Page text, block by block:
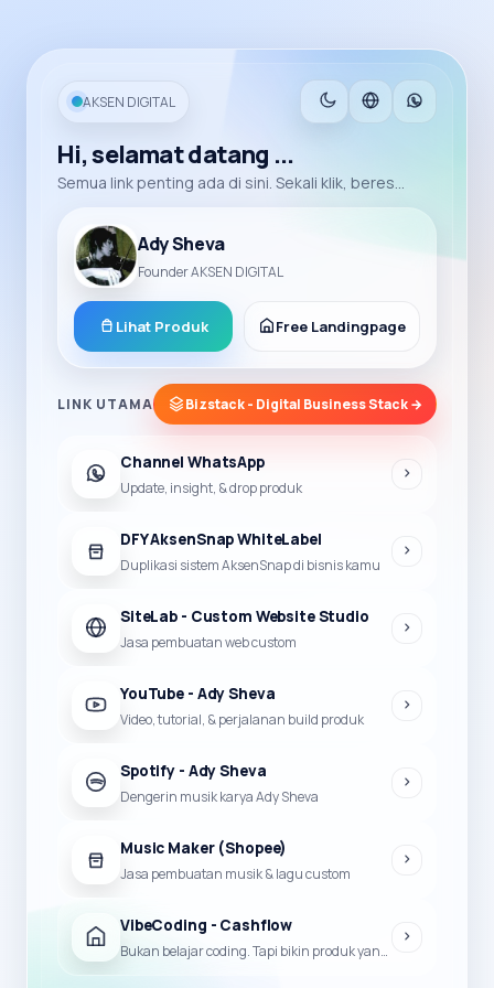
AKSEN DIGITAL
Hi, selamat datang ...
Semua link penting ada di sini. Sekali klik, beres...
Ady Sheva
Founder AKSEN DIGITAL
Lihat Produk Free Landingpage
LINK UTAMA Bizstack - Digital Business Stack →
Channel WhatsApp
Update, insight, & drop produk
DFY AksenSnap WhiteLabel
Duplikasi sistem AksenSnap di bisnis kamu
SiteLab - Custom Website Studio
Jasa pembuatan web custom
YouTube - Ady Sheva
Video, tutorial, & perjalanan build produk
Spotify - Ady Sheva
Dengerin musik karya Ady Sheva
Music Maker (Shopee)
Jasa pembuatan musik & lagu custom
VibeCoding - Cashflow
Bukan belajar coding. Tapi bikin produk yang bisa jadi duit